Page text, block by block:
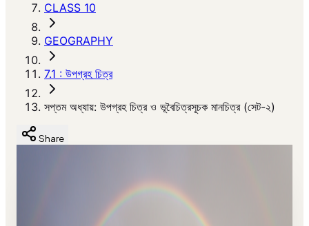
CLASS 10
GEOGRAPHY
7.1 : উপগ্রহ চিত্র
সপ্তম অধ্যায়: উপগ্রহ চিত্র ও ভূবৈচিত্রসূচক মানচিত্র (সেট-২)
Share